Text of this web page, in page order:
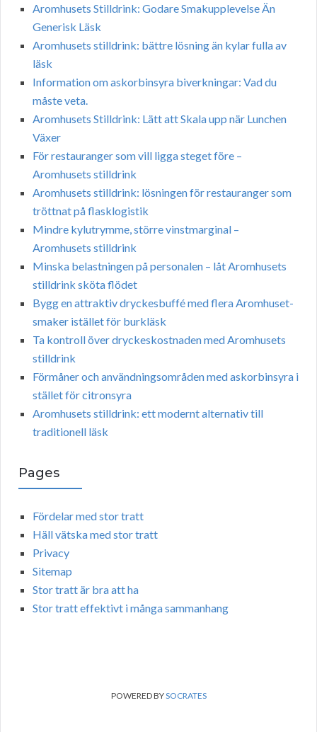
Aromhusets Stilldrink: Godare Smakupplevelse Än
Generisk Läsk
Aromhusets stilldrink: bättre lösning än kylar fulla av
läsk
Information om askorbinsyra biverkningar: Vad du
måste veta.
Aromhusets Stilldrink: Lätt att Skala upp när Lunchen
Växer
För restauranger som vill ligga steget före –
Aromhusets stilldrink
Aromhusets stilldrink: lösningen för restauranger som
tröttnat på flasklogistik
Mindre kylutrymme, större vinstmarginal –
Aromhusets stilldrink
Minska belastningen på personalen – låt Aromhusets
stilldrink sköta flödet
Bygg en attraktiv dryckesbuffé med flera Aromhuset-
smaker istället för burkläsk
Ta kontroll över dryckeskostnaden med Aromhusets
stilldrink
Förmåner och användningsområden med askorbinsyra i
stället för citronsyra
Aromhusets stilldrink: ett modernt alternativ till
traditionell läsk
Pages
Fördelar med stor tratt
Häll vätska med stor tratt
Privacy
Sitemap
Stor tratt är bra att ha
Stor tratt effektivt i många sammanhang
POWERED BYSOCRATES